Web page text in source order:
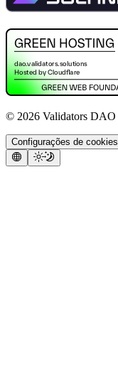
© 2026 Validators DAO
Configurações de cookies